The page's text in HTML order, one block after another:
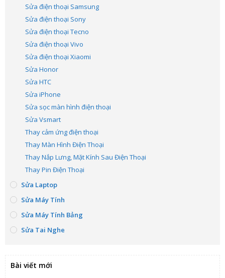
Sửa điện thoại Samsung
Sửa điện thoại Sony
Sửa điện thoại Tecno
Sửa điện thoại Vivo
Sửa điện thoại Xiaomi
Sửa Honor
Sửa HTC
Sửa iPhone
Sửa sọc màn hình điện thoại
Sửa Vsmart
Thay cảm ứng điện thoại
Thay Màn Hình Điện Thoại
Thay Nắp Lưng, Mặt Kính Sau Điện Thoại
Thay Pin Điện Thoại
Sửa Laptop
Sửa Máy Tính
Sửa Máy Tính Bảng
Sửa Tai Nghe
Bài viết mới